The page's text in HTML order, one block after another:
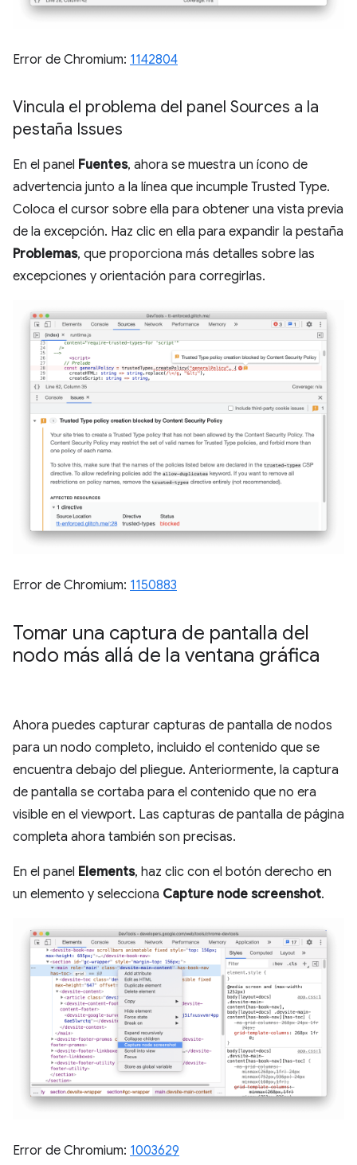
Error de Chromium: 1142804
Vincula el problema del panel Sources a la
pestaña Issues
En el panel Fuentes, ahora se muestra un ícono de
advertencia junto a la línea que incumple Trusted Type.
Coloca el cursor sobre ella para obtener una vista previa
de la excepción. Haz clic en ella para expandir la pestaña
Problemas, que proporciona más detalles sobre las
excepciones y orientación para corregirlas.
Error de Chromium: 1150883
Tomar una captura de pantalla del
nodo más allá de la ventana gráfica
Ahora puedes capturar capturas de pantalla de nodos
para un nodo completo, incluido el contenido que se
encuentra debajo del pliegue. Anteriormente, la captura
de pantalla se cortaba para el contenido que no era
visible en el viewport. Las capturas de pantalla de página
completa ahora también son precisas.
En el panel Elements, haz clic con el botón derecho en
un elemento y selecciona Capture node screenshot.
Error de Chromium: 1003629